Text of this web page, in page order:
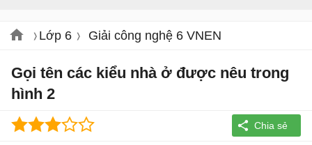
Lớp 6 Giải công nghệ 6 VNEN
Gọi tên các kiểu nhà ở được nêu trong
hình 2